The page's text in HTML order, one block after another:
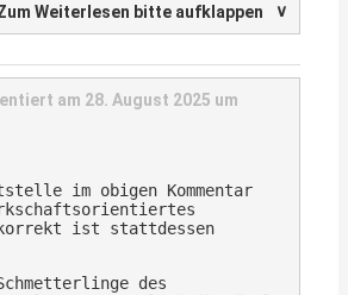
Gliederung agiert sie
Ines Schwerdtner
Protagonistin installiert
Sozialdemokratisierung der
was perspektivisch
eine Schwächung der
von Wählerstimmen begünstigte
an die SPD), ist der
eher abträglich. Insofern
Weiterlesen bitte aufklappen ∨
am 28. August 2025 um
im obigen Kommentar
ist stattdessen
des